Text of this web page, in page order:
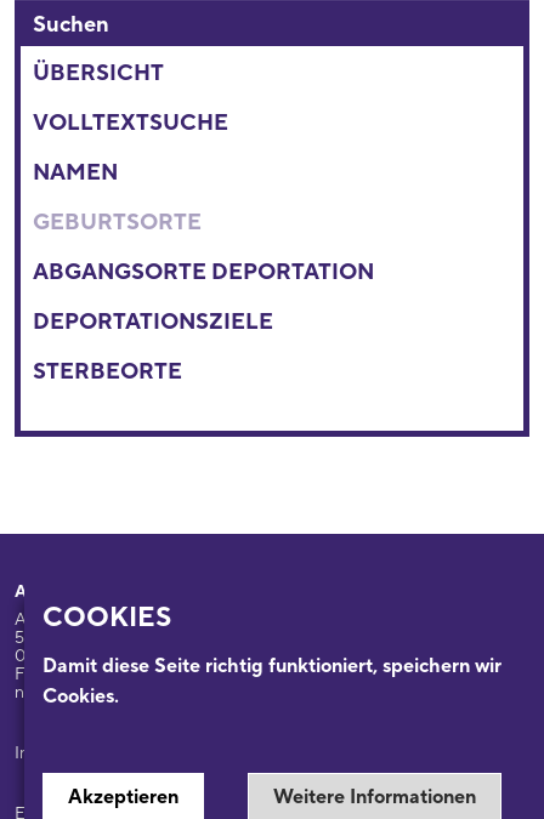
COOKIES
Damit diese Seite richtig funktioniert, speichern wir
Cookies.
Akzeptieren Weitere Informationen
Suchen
ÜBERSICHT
VOLLTEXTSUCHE
NAMEN
GEBURTSORTE
ABGANGSORTE DEPORTATION
DEPORTATIONSZIELE
STERBEORTE
Adresse
Appellhofplatz 23-25
50667 Köln
0221/221-26332
Führungen: 0221/2212-6331
nsdok@stadt-koeln.de
Impressum / Datenschutz
Ein Museum der
Programm